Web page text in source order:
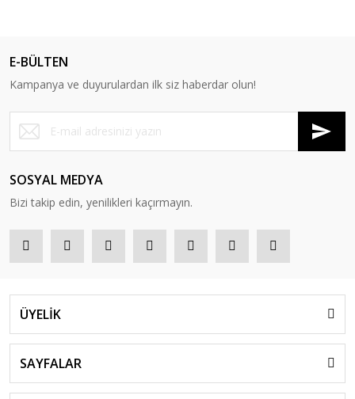
E-BÜLTEN
Kampanya ve duyurulardan ilk siz haberdar olun!
SOSYAL MEDYA
Bizi takip edin, yenilikleri kaçırmayın.
ÜYELİK
SAYFALAR